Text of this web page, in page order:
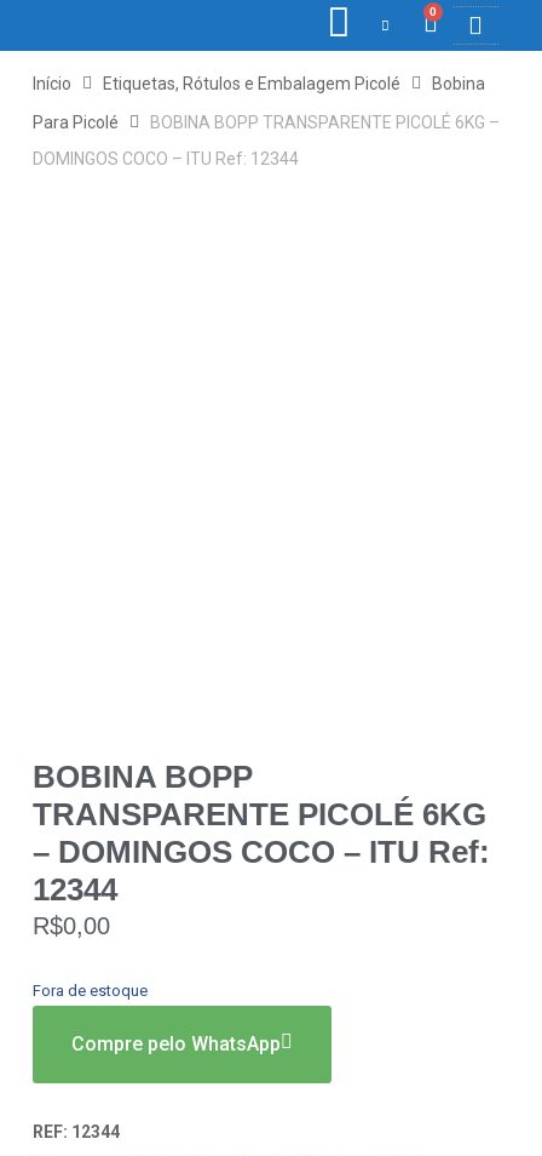
0
Início Etiquetas, Rótulos e Embalagem Picolé
Bobina
Para Picolé
BOBINA BOPP TRANSPARENTE PICOLÉ 6KG –
DOMINGOS COCO – ITU Ref: 12344
BOBINA BOPP
TRANSPARENTE PICOLÉ 6KG
– DOMINGOS COCO – ITU Ref:
12344
R$0,00
Fora de estoque
Compre pelo WhatsApp
REF: 12344